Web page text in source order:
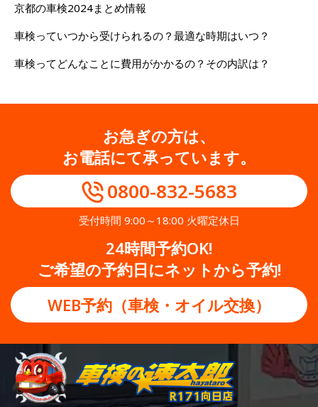
京都の車検2024まとめ情報
車検っていつから受けられるの？最適な時期はいつ？
車検ってどんなことに費用がかかるの？その内訳は？
お急ぎの方は、
お電話にて承っています。
0800-832-5683
受付時間 9:00～18:00 火曜定休日
24時間予約OK!
ご希望の予約日にネットから予約!
WEB予約（車検・オイル交換）